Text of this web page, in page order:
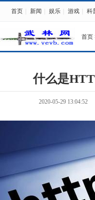
首页 新闻 娱乐 游戏 科
首页
什么是
2020-05-29 13:04:52